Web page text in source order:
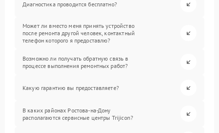
Диагностика проводится бесплатно?
Может ли вместо меня принять устройство
после ремонта другой человек, контактный
телефон которого я предоставлю?
Возможно ли получать обратную связь в
процессе выполнения ремонтных работ?
Какую гарантию вы предоставляете?
В каких районах Ростова-на-Дону
располагаются сервисные центры Trijicon?